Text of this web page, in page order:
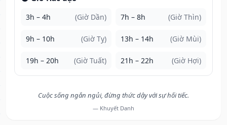
3h – 4h (Giờ Dần) 7h – 8h (Giờ Thìn)
9h – 10h (Giờ Tỵ) 13h – 14h (Giờ Mùi)
19h – 20h (Giờ Tuất) 21h – 22h (Giờ Hợi)
Cuộc sống ngắn ngủi, đừng thức dậy với sự hối tiếc.
— Khuyết Danh